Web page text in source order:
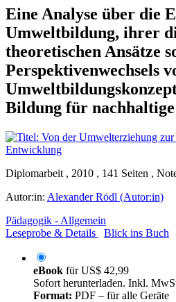
Eine Analyse über die
Umweltbildung, ihrer
theoretischen Ansätze
Perspektivenwechsels
Bildung für
Diplomarbeit , 2010 , 141 Seiten ,
Autor:in: Alexander Rödl (Autor:in)
Pädagogik - Allgemein
Leseprobe & Details
Blick ins Buch
eBook fürUS$ 42,99
Sofort herunterladen. Inkl.
Format: PDF – für alle Geräte